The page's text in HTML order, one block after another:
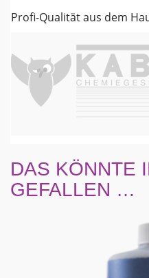
Profi-Qualität aus dem
DAS KÖNNTE
GEFALLEN …